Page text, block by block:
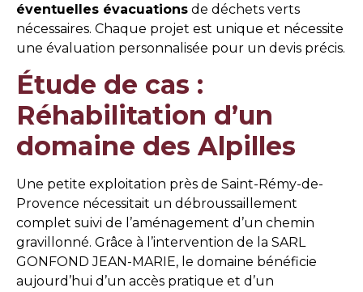
éventuelles évacuations de déchets verts
nécessaires. Chaque projet est unique et nécessite
une évaluation personnalisée pour un devis précis.
Étude de cas :
Réhabilitation d’un
domaine des Alpilles
Une petite exploitation près de Saint-Rémy-de-
Provence nécessitait un débroussaillement
complet suivi de l’aménagement d’un chemin
gravillonné. Grâce à l’intervention de la SARL
GONFOND JEAN-MARIE, le domaine bénéficie
aujourd’hui d’un accès pratique et d’un